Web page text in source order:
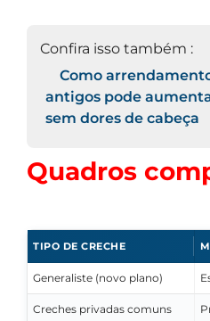
Confira isso também :
Como
antigos pode
sem dores de cabeça
Quadros
TIPO DE CRECHE
Generaliste (novo plano)
Creches privadas comuns